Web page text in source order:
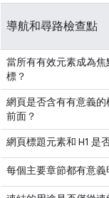
導航和尋路檢查點
當所有有效元素成為
標？
網頁是否含有有意義
前面？
網頁標題元素和 H1 是
每個主要章節都有意義